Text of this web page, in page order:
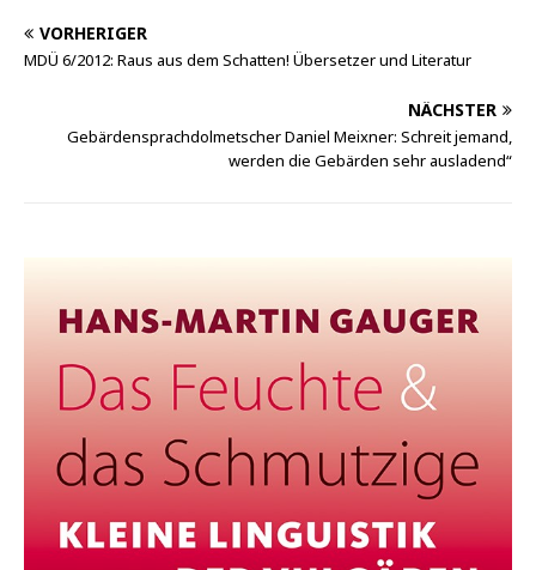
VORHERIGER
MDÜ 6/2012: Raus aus dem Schatten! Übersetzer und Literatur
NÄCHSTER
Gebärdensprachdolmetscher Daniel Meixner: Schreit jemand,
werden die Gebärden sehr ausladend“